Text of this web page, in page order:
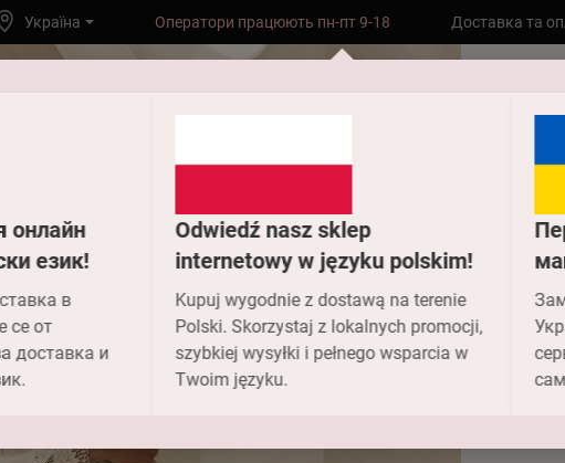
онлайн
език!
в
се от
доставка и
Odwiedź nasz sklep
internetowy w języku polskim!
Kupuj wygodnie z dostawą na terenie
Polski. Skorzystaj z lokalnych promocji,
szybkiej wysyłki i pełnego wsparcia w
Twoim języku.
Україна Оператори працюють пн-пт 9-18
Безкоштовна доставка до складу НП
Доставка та
3